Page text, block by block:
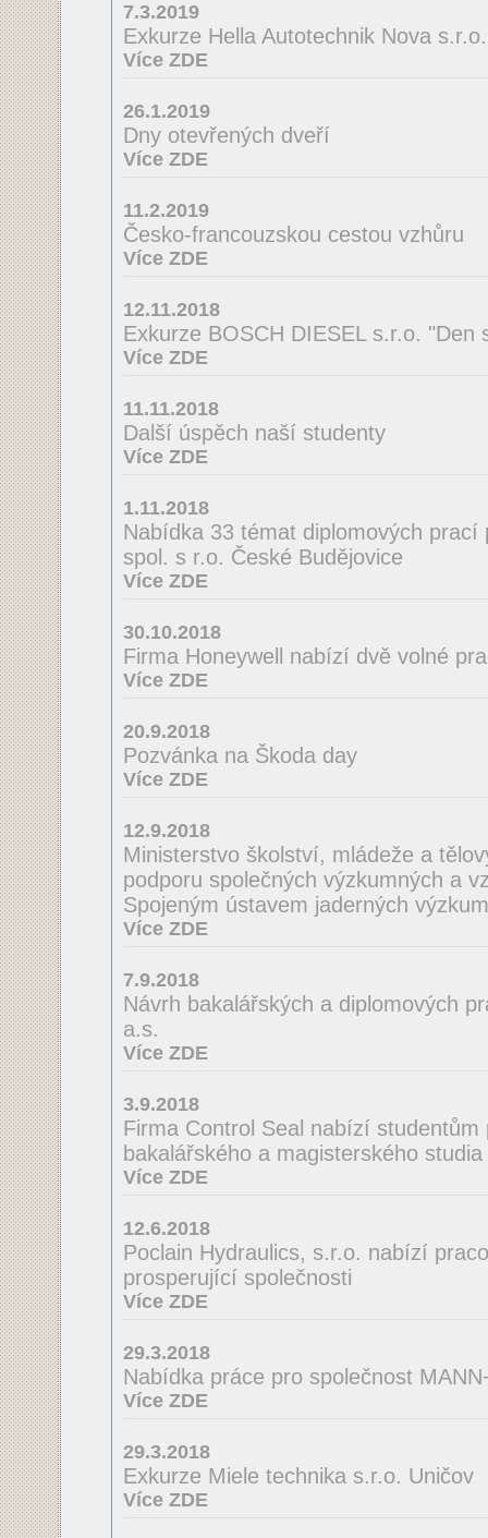
7.3.2019
Exkurze Hella Autotechnik Nova
Více ZDE
26.1.2019
Dny otevřených dveří
Více ZDE
11.2.2019
Česko-francouzskou cestou vzhůru
Více ZDE
12.11.2018
Exkurze BOSCH DIESEL s.r.o. "Den
Více ZDE
11.11.2018
Další úspěch naší studenty
Více ZDE
1.11.2018
Nabídka 33 témat diplomových prací
spol. s r.o. České Budějovice
Více ZDE
30.10.2018
Firma Honeywell nabízí dvě volné
Více ZDE
20.9.2018
Pozvánka na Škoda day
Více ZDE
12.9.2018
Ministerstvo školství, mládeže a
podporu společných výzkumných a
Spojeným ústavem jaderných
Více ZDE
7.9.2018
Návrh bakalářských a diplomových
a.s.
Více ZDE
3.9.2018
Firma Control Seal nabízí
bakalářského a magisterského
Více ZDE
12.6.2018
Poclain Hydraulics, s.r.o. nabízí
prosperující společnosti
Více ZDE
29.3.2018
Nabídka práce pro společnost
Více ZDE
29.3.2018
Exkurze Miele technika s.r.o. Uničov
Více ZDE